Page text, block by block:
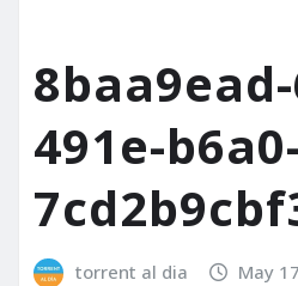
491e-
torrent al dia May